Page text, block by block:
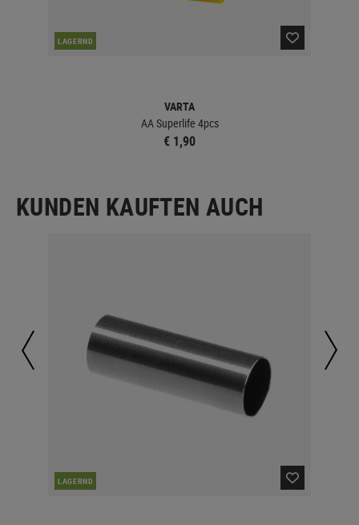
LAGERND
VARTA
AA Superlife 4pcs
€ 1,90
KUNDEN KAUFTEN AUCH
LAGERND